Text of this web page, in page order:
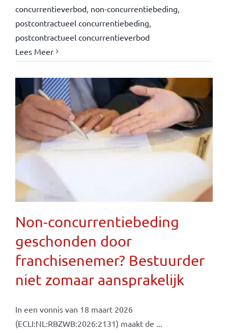
concurrentieverbod, non-concurrentiebeding
postcontractueel concurrentiebeding
postcontractueel concurrentieverbod
Lees Meer
Non-concurrentiebeding
geschonden door
franchisenemer? Bestuurder
niet zomaar aansprakelijk
In een vonnis van 18 maart 2026
(ECLI:NL:RBZWB:2026:2131) maakt de ...